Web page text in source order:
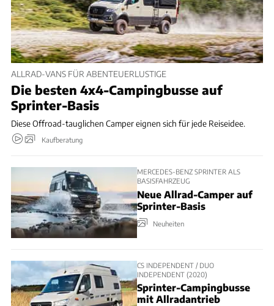
ALLRAD-VANS FÜR ABENTEUERLUSTIGE
Die besten 4x4-Campingbusse auf
Sprinter-Basis
Diese Offroad-tauglichen Camper eignen sich für jede Reiseidee.
Kaufberatung
MERCEDES-BENZ SPRINTER ALS
BASISFAHRZEUG
Neue Allrad-Camper auf
Sprinter-Basis
Neuheiten
CS INDEPENDENT / DUO
INDEPENDENT (2020)
Sprinter-Campingbusse
mit Allradantrieb